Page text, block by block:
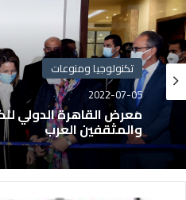
تكنولوجيا ومنوعات
2022-07-05
معرض القاهرة الدولي
والمثقفين العرب